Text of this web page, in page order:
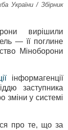
України / Збірник
вирішили
— її поглине
Міноборони
інформагенції
заступника
зміни у системі
про те, що за